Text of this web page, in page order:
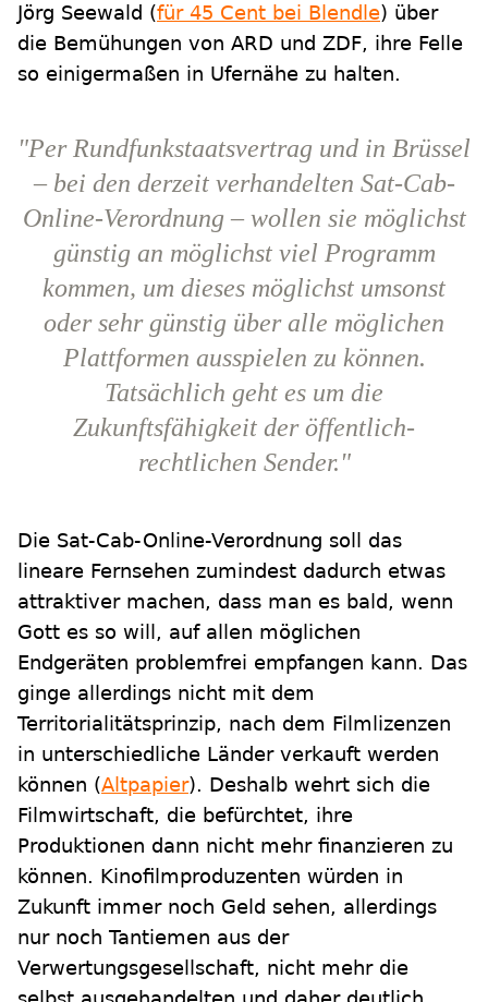
Jörg Seewald (für 45 Cent bei Blendle) über
die Bemühungen von ARD und ZDF, ihre Felle
so einigermaßen in Ufernähe zu halten.
"Per Rundfunkstaatsvertrag und in Brüssel
– bei den derzeit verhandelten Sat-Cab-
Online-Verordnung – wollen sie möglichst
günstig an möglichst viel Programm
kommen, um dieses möglichst umsonst
oder sehr günstig über alle möglichen
Plattformen ausspielen zu können.
Tatsächlich geht es um die
Zukunftsfähigkeit der öffentlich-
rechtlichen Sender."
Die Sat-Cab-Online-Verordnung soll das
lineare Fernsehen zumindest dadurch etwas
attraktiver machen, dass man es bald, wenn
Gott es so will, auf allen möglichen
Endgeräten problemfrei empfangen kann. Das
ginge allerdings nicht mit dem
Territorialitätsprinzip, nach dem Filmlizenzen
in unterschiedliche Länder verkauft werden
können (Altpapier). Deshalb wehrt sich die
Filmwirtschaft, die befürchtet, ihre
Produktionen dann nicht mehr finanzieren zu
können. Kinofilmproduzenten würden in
Zukunft immer noch Geld sehen, allerdings
nur noch Tantiemen aus der
Verwertungsgesellschaft, nicht mehr die